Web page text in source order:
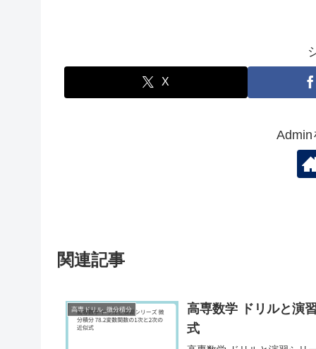
X
Admin
関連記事
高専ドリル_微分積分
高専数学 ドリルと演
式